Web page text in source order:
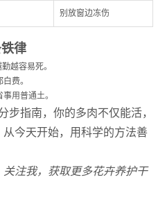
别放窗边冻伤
律
越容易死。
费。
用普通土。
步指南，你的多肉不仅能活，
今天开始，用科学的方法善
关注我，获取更多花卉养护干